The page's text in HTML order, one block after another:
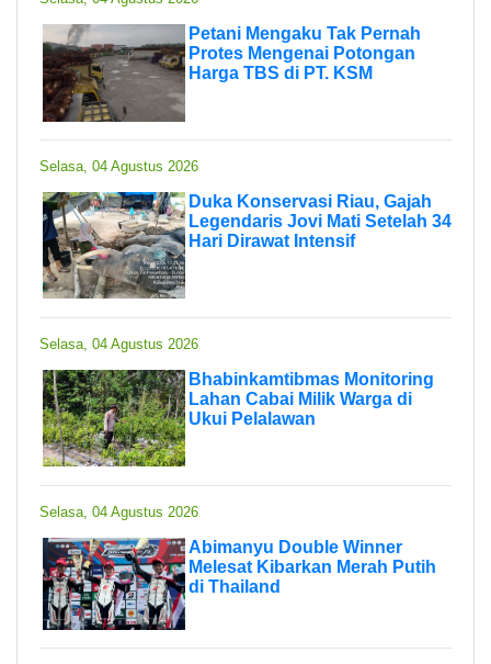
Petani Mengaku Tak Pernah
Protes Mengenai Potongan
Harga TBS di PT. KSM
Selasa, 04 Agustus 2026
Duka Konservasi Riau, Gajah
Legendaris Jovi Mati Setelah 34
Hari Dirawat Intensif
Selasa, 04 Agustus 2026
Bhabinkamtibmas Monitoring
Lahan Cabai Milik Warga di
Ukui Pelalawan
Selasa, 04 Agustus 2026
Abimanyu Double Winner
Melesat Kibarkan Merah Putih
di Thailand